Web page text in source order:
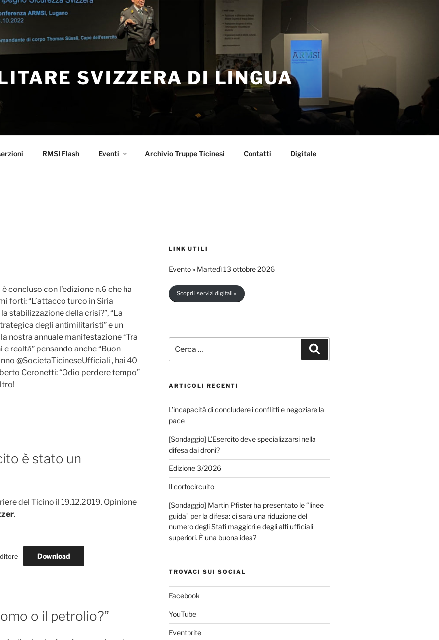
SVIZZERA DI LINGUA
RMSI Flash Eventi Archivio Truppe Ticinesi Contatti Digitale
è concluso con l’edizione n.6 che ha
forti: “L’attacco turco in Siria
stabilizzazione della crisi?”, “La
degli antimilitaristi” e un
nostra annuale manifestazione “Tra
e realtà” pensando anche “Buon
@SocietaTicineseUfficiali , hai 40
Ceronetti: “Odio perdere tempo”
è stato un
del Ticino il 19.12.2019. Opinione
.
Download
o il petrolio?”
LINK UTILI
Evento » Martedì 13 ottobre 2026
Scopri i servizi digitali »
ARTICOLI RECENTI
L’incapacità di concludere i conflitti e negoziare la
pace
[Sondaggio] L’Esercito deve specializzarsi nella
difesa dai droni?
Edizione 3/2026
Il cortocircuito
[Sondaggio] Martin Pfister ha presentato le “linee
guida” per la difesa: ci sarà una riduzione del
numero degli Stati maggiori e degli alti ufficiali
superiori. È una buona idea?
TROVACI SUI SOCIAL
Facebook
YouTube
Eventbrite